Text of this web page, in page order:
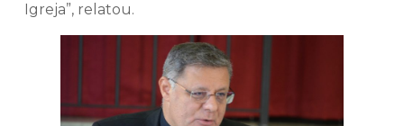
Igreja”, relatou.